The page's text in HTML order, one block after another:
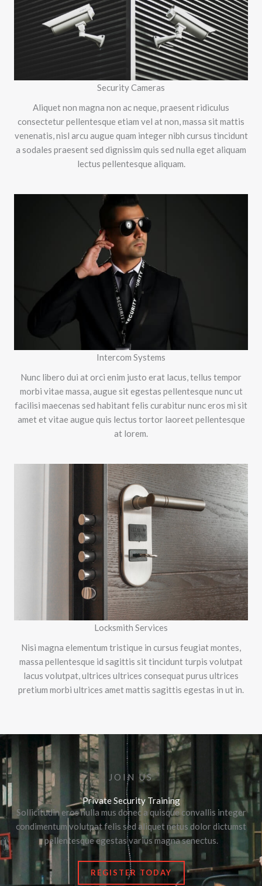
Security Cameras
Aliquet non magna non ac neque, praesent ridiculus
consectetur pellentesque etiam vel at non, massa sit mattis
venenatis, nisl arcu augue quam integer nibh cursus tincidunt
a sodales praesent sed dignissim quis sed nulla eget aliquam
lectus pellentesque aliquam.
Intercom Systems
Nunc libero dui at orci enim justo erat lacus, tellus tempor
morbi vitae massa, augue sit egestas pellentesque nunc ut
facilisi maecenas sed habitant felis curabitur nunc eros mi sit
amet et vitae augue quis lectus tortor laoreet pellentesque
at lorem.
Locksmith Services
Nisi magna elementum tristique in cursus feugiat montes,
massa pellentesque id sagittis sit tincidunt turpis volutpat
lacus volutpat, ultrices ultrices consequat purus ultrices
pretium morbi ultrices amet mattis sagittis egestas in ut in.
JOIN US
Private Security Training
Sollicitudin eros nulla mus donec a quisque convallis integer
condimentum volutpat felis sed aliquet netus dolor dictumst
pellentesque egestas varius magna senectus.
REGISTER TODAY